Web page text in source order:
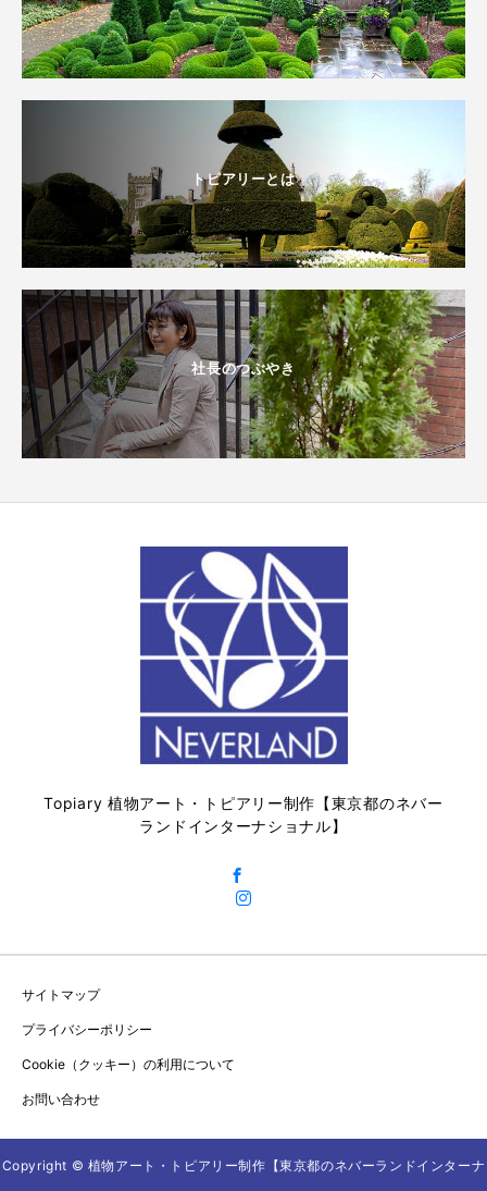
トピアリーとは
社長のつぶやき
Topiary 植物アート・トピアリー制作【東京都のネバー
ランドインターナショナル】
サイトマップ
プライバシーポリシー
Cookie（クッキー）の利用について
お問い合わせ
Copyright © 植物アート・トピアリー制作【東京都のネバーランドインターナ